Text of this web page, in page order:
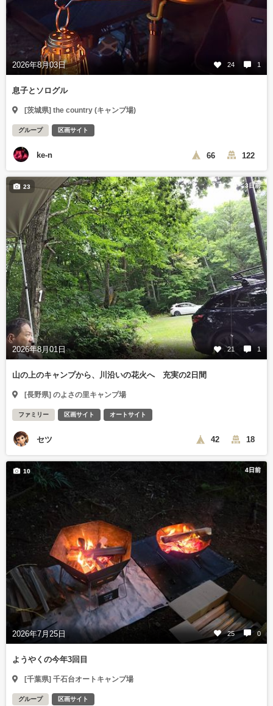
2026年8月03日 24 1
息子とソログル
[茨城県] the country (キャンプ場)
グループ 区画サイト
ke-n 66 122
3日前
2026年8月01日 21 1
23
山の上のキャンプから、川沿いの花火へ 充実の2日間
[長野県] のよさの里キャンプ場
ファミリー 区画サイト オートサイト
セツ 42 18
4日前
2026年7月25日 25 0
10
ようやくの今年3回目
[千葉県] 千石台オートキャンプ場
グループ 区画サイト